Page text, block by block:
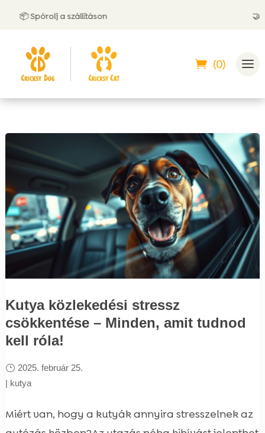
📦 Spórolj a szállításon 🤝
(0)
Kutya közlekedési stressz
csökkentése – Minden, amit tudnod
kell róla!
2025. február 25.
| kutya
Miért van, hogy a kutyák annyira stresszelnek az